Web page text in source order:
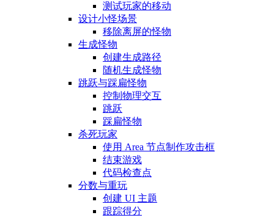
测试玩家的移动
设计小怪场景
移除离屏的怪物
生成怪物
创建生成路径
随机生成怪物
跳跃与踩扁怪物
控制物理交互
跳跃
踩扁怪物
杀死玩家
使用 Area 节点制作攻击框
结束游戏
代码检查点
分数与重玩
创建 UI 主题
跟踪得分